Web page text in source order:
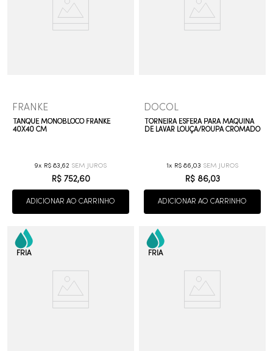
FRANKE
TANQUE MONOBLOCO FRANKE
40X40 CM
9 R$ 83,62
R$ 752,60
ADICIONAR AO CARRINHO
DOCOL
TORNEIRA ESFERA PARA MÁQUINA
DE LAVAR LOUÇA/ROUPA CROMADO
1 R$ 86,03
R$ 86,03
ADICIONAR AO CARRINHO